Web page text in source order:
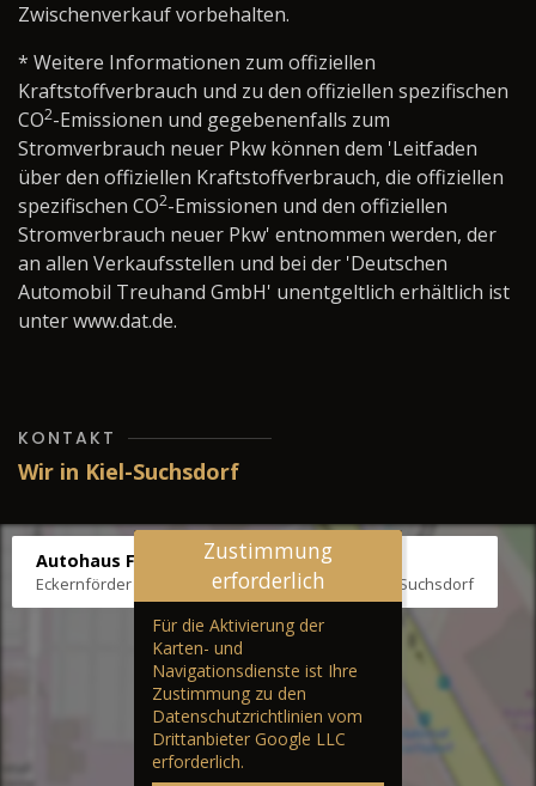
Zwischenverkauf vorbehalten.
* Weitere Informationen zum offiziellen
Kraftstoffverbrauch und zu den offiziellen spezifischen
CO2-Emissionen und gegebenenfalls zum
Stromverbrauch neuer Pkw können dem 'Leitfaden
über den offiziellen Kraftstoffverbrauch, die offiziellen
spezifischen CO2-Emissionen und den offiziellen
Stromverbrauch neuer Pkw' entnommen werden, der
an allen Verkaufsstellen und bei der 'Deutschen
Automobil Treuhand GmbH' unentgeltlich erhältlich ist
unter www.dat.de.
KONTAKT
Wir in Kiel-Suchsdorf
Autohaus Fräter
Eckernförder Str. /Klausbrooker Weg 1, 24107 Kiel-Suchsdorf
Zustimmung
erforderlich
Für die Aktivierung der
Karten- und
Navigationsdienste ist Ihre
Zustimmung zu den
Datenschutzrichtlinien vom
Drittanbieter Google LLC
erforderlich.